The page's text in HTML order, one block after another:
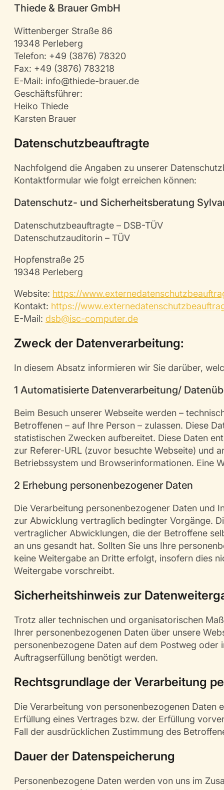
Thiede & Brauer GmbH
Wittenberger Straße 86
19348 Perleberg
Telefon: +49 (3876) 78320
Fax: +49 (3876) 783218
E-Mail: info@thiede-brauer.de
Geschäftsführer:
Heiko Thiede
Karsten Brauer
Datenschutzbeauftragte
Nachfolgend die Angaben zu unserer
Kontaktformular wie folgt erreichen können:
Datenschutz- und Sicherheitsberatung
Datenschutzbeauftragte – DSB-TÜV
Datenschutzauditorin – TÜV
Hopfenstraße 25
19348 Perleberg
Website: https://
Kontakt: https://
E-Mail: dsb@isc-computer.de
Zweck der Datenverarbeitung:
In diesem Absatz informieren wir Sie darüber,
1 Automatisierte Datenverarbeitung/
Beim Besuch unserer Webseite werden –
Betroffenen – auf Ihre Person – zulassen. Diese
statistischen Zwecken aufbereitet. Diese Daten
zur Referer-URL (zuvor besuchte Webseite) und
Betriebssystem und Browserinformationen. Eine
2 Erhebung personenbezogener Daten
Die Verarbeitung personenbezogener Daten und
zur Abwicklung vertraglich bedingter Vorgänge.
vertraglicher Abwicklungen, die der Betroffene
an uns gesandt hat. Sollten Sie uns Ihre
keine Weitergabe an Dritte erfolgt, insofern dies
Weitergabe vorschreibt.
Sicherheitshinweis zur
Trotz aller technischen und organisatorischen
Ihrer personenbezogenen Daten über unsere
personenbezogene Daten auf dem Postweg oder
Auftragserfüllung benötigt werden.
Rechtsgrundlage der Verarbeitung
Die Verarbeitung von personenbezogenen Daten
Erfüllung eines Vertrages bzw. der Erfüllung
Fall der ausdrücklichen Zustimmung des
Dauer der Datenspeicherung
Personenbezogene Daten werden von uns im